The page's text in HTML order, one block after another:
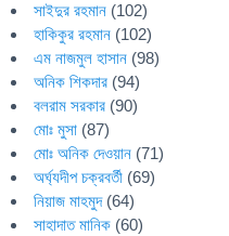
সাইদুর রহমান (102)
হাকিকুর রহমান (102)
এম নাজমুল হাসান (98)
অনিক শিকদার (94)
বলরাম সরকার (90)
মোঃ মুসা (87)
মোঃ অনিক দেওয়ান (71)
অর্ঘ্যদীপ চক্রবর্তী (69)
নিয়াজ মাহমুদ(64)
সাহাদাত মানিক (60)